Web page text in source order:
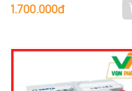
1.700.000đ